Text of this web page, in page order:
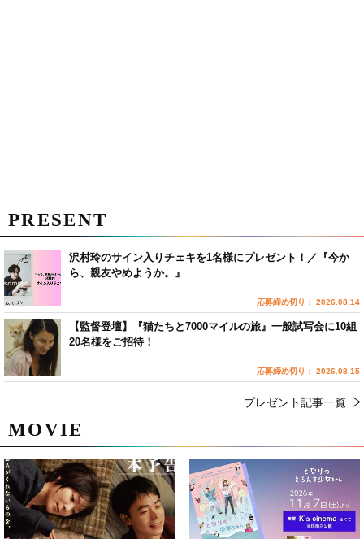
MOVIE
PRESENT
沢村玲のサイン入りチェキを1名様にプレゼント！／『今か
ら、親友やめようか。』
応募締め切り： 2026.08.14
【監督登壇】『猫たちと7000マイルの旅』一般試写会に10組
20名様をご招待！
応募締め切り： 2026.08.15
プレゼント記事一覧